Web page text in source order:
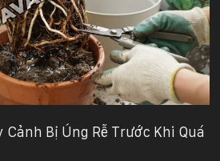
Cảnh Bị Úng Rễ Trước Khi Quá